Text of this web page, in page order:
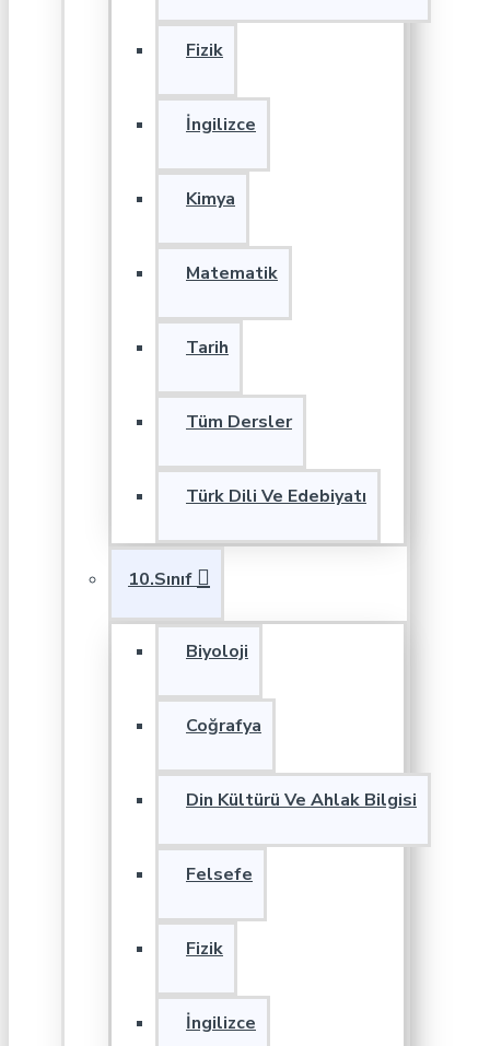
Fizik
İngilizce
Kimya
Matematik
Tarih
Tüm Dersler
Türk Dili Ve Edebiyatı
10.Sınıf
Biyoloji
Coğrafya
Din Kültürü Ve Ahlak Bilgisi
Felsefe
Fizik
İngilizce